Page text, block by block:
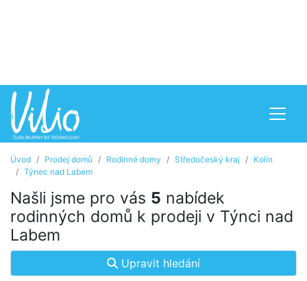
Úvod Prodej domů Rodinné domy Středočeský kraj
Kolín
Týnec nad Labem
Našli jsme pro vás 5 nabídek
rodinných domů k prodeji v Týnci nad
Labem
Upravit hledání